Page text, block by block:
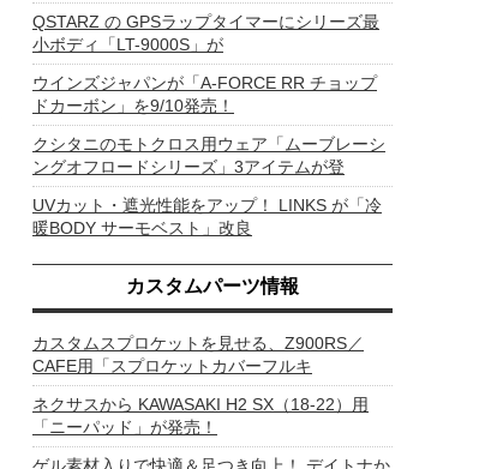
QSTARZ の GPSラップタイマーにシリーズ最
小ボディ「LT-9000S」が
ウインズジャパンが「A-FORCE RR チョップ
ドカーボン」を9/10発売！
クシタニのモトクロス用ウェア「ムーブレーシ
ングオフロードシリーズ」3アイテムが登
UVカット・遮光性能をアップ！ LINKS が「冷
暖BODY サーモベスト」改良
カスタムパーツ情報
カスタムスプロケットを見せる、Z900RS／
CAFE用「スプロケットカバーフルキ
ネクサスから KAWASAKI H2 SX（18-22）用
「ニーパッド」が発売！